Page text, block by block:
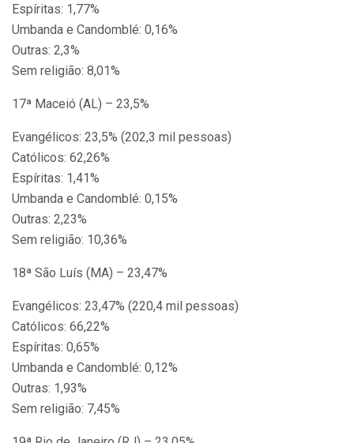
Espíritas: 1,77%
Umbanda e Candomblé: 0,16%
Outras: 2,3%
Sem religião: 8,01%
17ª Maceió (AL) – 23,5%
Evangélicos: 23,5% (202,3 mil pessoas)
Católicos: 62,26%
Espíritas: 1,41%
Umbanda e Candomblé: 0,15%
Outras: 2,23%
Sem religião: 10,36%
18ª São Luís (MA) – 23,47%
Evangélicos: 23,47% (220,4 mil pessoas)
Católicos: 66,22%
Espíritas: 0,65%
Umbanda e Candomblé: 0,12%
Outras: 1,93%
Sem religião: 7,45%